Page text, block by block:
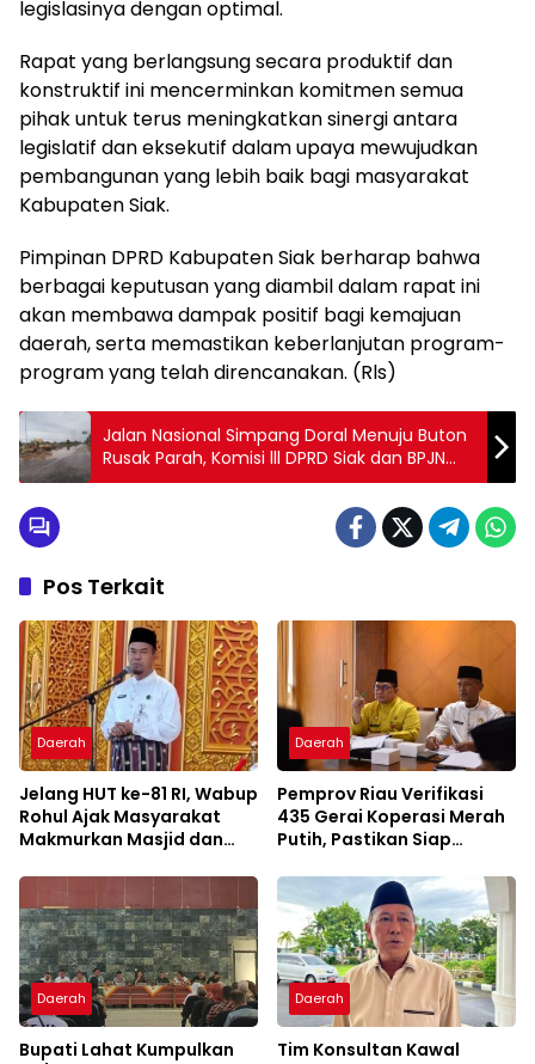
legislasinya dengan optimal.
Rapat yang berlangsung secara produktif dan
konstruktif ini mencerminkan komitmen semua
pihak untuk terus meningkatkan sinergi antara
legislatif dan eksekutif dalam upaya mewujudkan
pembangunan yang lebih baik bagi masyarakat
Kabupaten Siak.
Pimpinan DPRD Kabupaten Siak berharap bahwa
berbagai keputusan yang diambil dalam rapat ini
akan membawa dampak positif bagi kemajuan
daerah, serta memastikan keberlanjutan program-
program yang telah direncanakan. (Rls)
Jalan Nasional Simpang Doral Menuju Buton
Rusak Parah, Komisi lll DPRD Siak dan BPJN
Turun Kelapangan
Pos Terkait
Daerah
Jelang HUT ke-81 RI, Wabup
Rohul Ajak Masyarakat
Makmurkan Masjid dan
Daerah
Pemprov Riau Verifikasi
435 Gerai Koperasi Merah
Putih, Pastikan Siap
Daerah
Bupati Lahat Kumpulkan
Daerah
Tim Konsultan Kawal